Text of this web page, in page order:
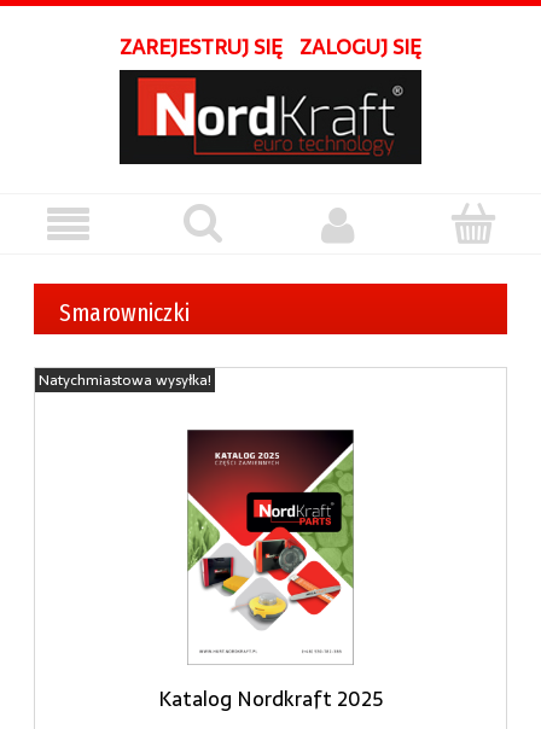
ZAREJESTRUJ SIĘ ZALOGUJ SIĘ
Smarowniczki
Katalog Nordkraft 2025
Natychmiastowa wysyłka!